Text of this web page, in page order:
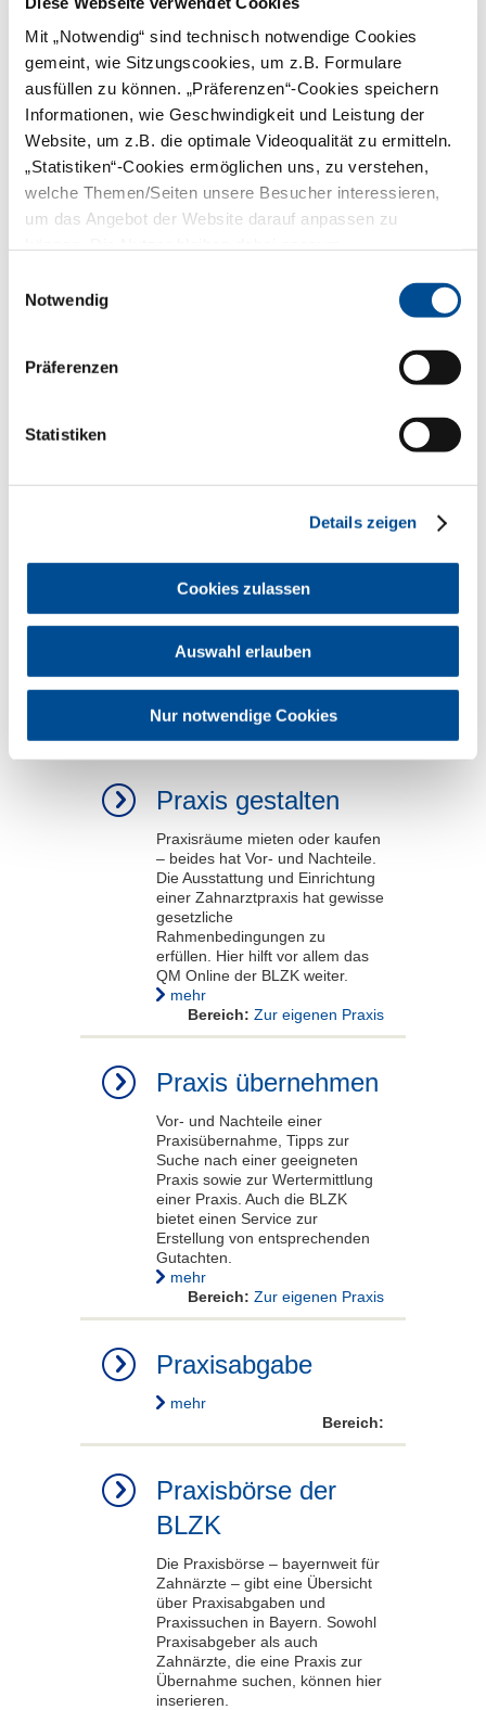
Mit „Notwendig“ sind technisch notwendige Cookies
gemeint, wie Sitzungscookies, um z.B. Formulare
ausfüllen zu können. „Präferenzen“-Cookies speichern
Informationen, wie Geschwindigkeit und Leistung der
Website, um z.B. die optimale Videoqualität zu ermitteln.
„Statistiken“-Cookies ermöglichen uns, zu verstehen,
welche Themen/Seiten unsere Besucher interessieren,
um das Angebot der Website darauf anpassen zu
Notwendig
Präferenzen
Statistiken
Details zeigen
Cookies zulassen
Auswahl erlauben
Nur notwendige Cookies
in der Familie existiert bislang
mehr
Bereich: Unternehmen
Zahnarztpraxis
Planung der
Arbeitsplätze
Wer Arbeitsplätze plant für das
Bankgespräch zu verschiedenen
Fördermöglichkeiten für
Grundsätzliches zum
Steuerrecht in der
Zahnarztpraxis.
mehr
Praxis gestalten
Praxisräume mieten oder kaufen
– beides hat Vor- und Nachteile.
Die Ausstattung und Einrichtung
einer Zahnarztpraxis hat gewisse
gesetzliche
Rahmenbedingungen zu
erfüllen. Hier hilft vor allem das
QM Online der BLZK weiter.
mehr
Bereich: Zur eigenen Praxis
Praxis übernehmen
Vor- und Nachteile einer
Praxisübernahme, Tipps zur
Suche nach einer geeigneten
Praxis sowie zur Wertermittlung
einer Praxis. Auch die BLZK
bietet einen Service zur
Erstellung von entsprechenden
Gutachten.
mehr
Bereich: Zur eigenen Praxis
Praxisabgabe
mehr
Bereich:
Praxisbörse der
BLZK
Die Praxisbörse – bayernweit für
Zahnärzte – gibt eine Übersicht
über Praxisabgaben und
Praxissuchen in Bayern. Sowohl
Praxisabgeber als auch
Zahnärzte, die eine Praxis zur
Übernahme suchen, können hier
inserieren.